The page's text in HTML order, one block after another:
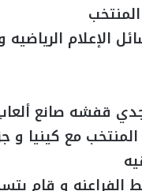
الإعلام
قفشه صانع
مع كينيا و